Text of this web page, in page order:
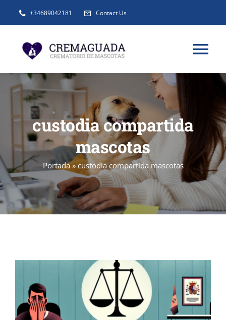
+34689042181 Contact Us
INFORMACIÓN
SERVICIOS
URNAS Y RECUERDOS
BLOG
custodia compartida
mascotas
Portada» custodia compartida mascotas